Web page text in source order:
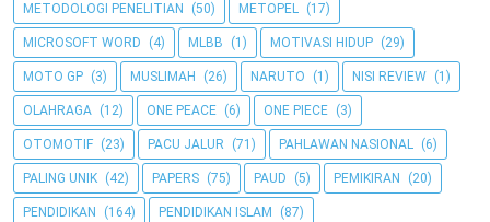
METODOLOGI PENELITIAN (50) METOPEL (17)
MICROSOFT WORD (4) MLBB (1) MOTIVASI HIDUP (29)
MOTO GP (3) MUSLIMAH (26) NARUTO (1) NISI REVIEW (1)
OLAHRAGA (12) ONE PEACE (6) ONE PIECE (3)
OTOMOTIF (23) PACU JALUR (71) PAHLAWAN NASIONAL (6)
PALING UNIK (42) PAPERS (75) PAUD (5) PEMIKIRAN (20)
PENDIDIKAN (164) PENDIDIKAN ISLAM (87)